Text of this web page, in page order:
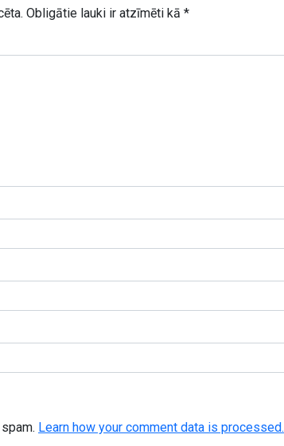
Obligātie lauki ir atzīmēti kā *
Learn how your comment data is processed.